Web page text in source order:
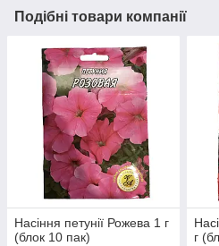
Подібні товари компанії
Насіння петунії Рожева 1 г
(блок 10 пак)
г